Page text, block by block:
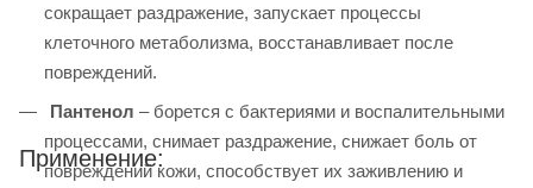
сокращает раздражение, запускает процессы
клеточного метаболизма, восстанавливает после
повреждений.
Пантенол – борется с бактериями и воспалительными
процессами, снимает раздражение, снижает боль от
повреждений кожи, способствует их заживлению и
Применение: